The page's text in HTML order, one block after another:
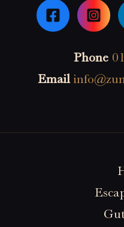
Phone
Email